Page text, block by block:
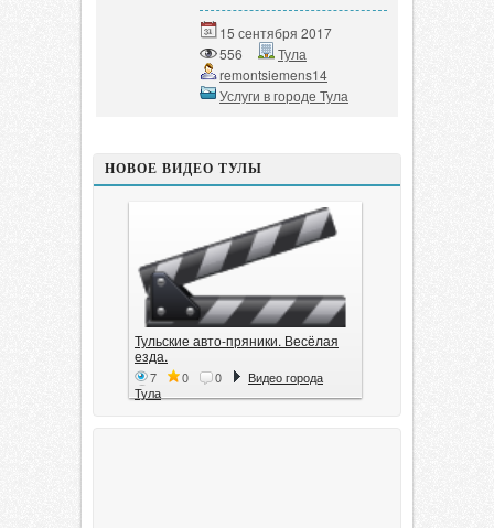
15 сентября 2017
556
Тула
remontsiemens14
Услуги в городе Тула
НОВОЕ ВИДЕО ТУЛЫ
Тульские авто-пряники. Весёлая
езда.
7 0 0
Видео города
Тула